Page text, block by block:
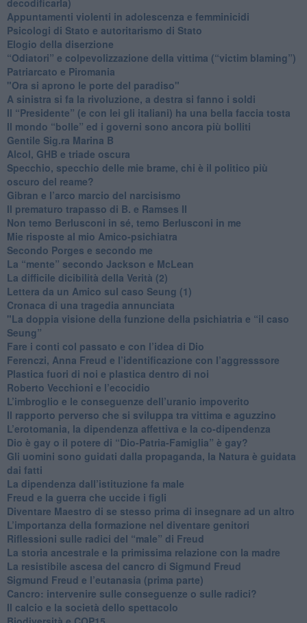
​Appuntamenti violenti in adolescenza e femminicidi
​Psicologi di Stato e autoritarismo di Stato
Elogio della diserzione
“Odiatori” e colpevolizzazione della vittima (“victim blaming”)
​Patriarcato e Piromania
"Ora si aprono le porte del paradiso"
​A sinistra si fa la rivoluzione, a destra si fanno i soldi
​Il “Presidente” (e con lei gli italiani) ha una bella faccia tosta
​Il mondo “bolle” ed i governi sono ancora più bolliti
​Gentile Sig.ra Marina B
​Alcol, GHB e triade oscura
​Specchio, specchio delle mie brame, chi è il politico più
oscuro del reame?
​Gibran e l’arco marcio del narcisismo
​Il prematuro trapasso di B. e Ramses II
​Non temo Berlusconi in sé, temo Berlusconi in me
​Mie risposte al mio Amico-psichiatra
​Secondo Porges e secondo me
​La “mente” secondo Jackson e McLean
La difficile dicibilità della Verità (2)
​Lettera da un Amico sul caso Seung (1)
​Cronaca di una tragedia annunciata
"​La doppia visione della funzione della psichiatria e “il caso
Seung”
​Fare i conti col passato e con l’idea di Dio
​Ferenczi, Anna Freud e l’identificazione con l’aggresssore
Plastica fuori di noi e plastica dentro di noi
​Roberto Vecchioni e l’ecocidio
​L’imbroglio e le conseguenze dell’uranio impoverito
​Il rapporto perverso che si sviluppa tra vittima e aguzzino
L’erotomania, la dipendenza affettiva e la co-dipendenza
​Dio è gay o il potere di “Dio-Patria-Famiglia” è gay?
​Gli uomini sono guidati dalla propaganda, la Natura è guidata
dai fatti
La dipendenza dall’istituzione fa male
​Freud e la guerra che uccide i figli
​Diventare Maestro di se stesso prima di insegnare ad un altro
L’importanza della formazione nel diventare genitori
Riflessioni sulle radici del “male” di Freud
​La storia ancestrale e la primissima relazione con la madre
​La resistibile ascesa del cancro di Sigmund Freud
Sigmund Freud e l’eutanasia (prima parte)
Cancro: intervenire sulle conseguenze o sulle radici?
​Il calcio e la società dello spettacolo